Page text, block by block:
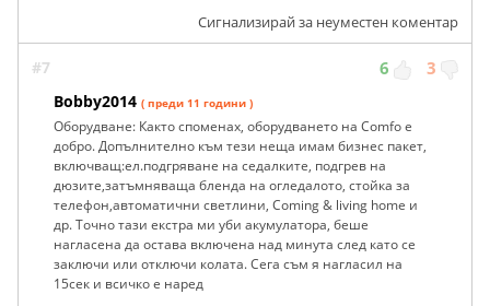
Сигнализирай за неуместен коментар
#7 6 3
Bobby2014 ( преди 11 години )
Оборудване: Както споменах, оборудването на Comfo е
добро. Допълнително към тези неща имам бизнес пакет,
включващ:ел.подгряване на седалките, подгрев на
дюзите,затъмняваща бленда на огледалото, стойка за
телефон,автоматични светлини, Coming & living home и
др. Точно тази екстра ми уби акумулатора, беше
нагласена да остава включена над минута след като се
заключи или отключи колата. Сега съм я нагласил на
15сек и всичко е наред